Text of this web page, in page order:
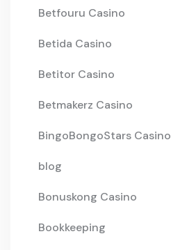
Betfouru Casino
Betida Casino
Betitor Casino
Betmakerz Casino
BingoBongoStars Casino
blog
Bonuskong Casino
Bookkeeping